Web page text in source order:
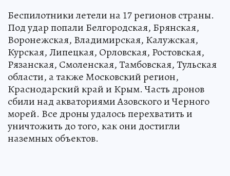
Беспилотники летели на 17 регионов страны.
Под удар попали Белгородская, Брянская,
Воронежская, Владимирская, Калужская,
Курская, Липецкая, Орловская, Ростовская,
Рязанская, Смоленская, Тамбовская, Тульская
области, а также Московский регион,
Краснодарский край и Крым. Часть дронов
сбили над акваториями Азовского и Черного
морей. Все дроны удалось перехватить и
уничтожить до того, как они достигли
наземных объектов.